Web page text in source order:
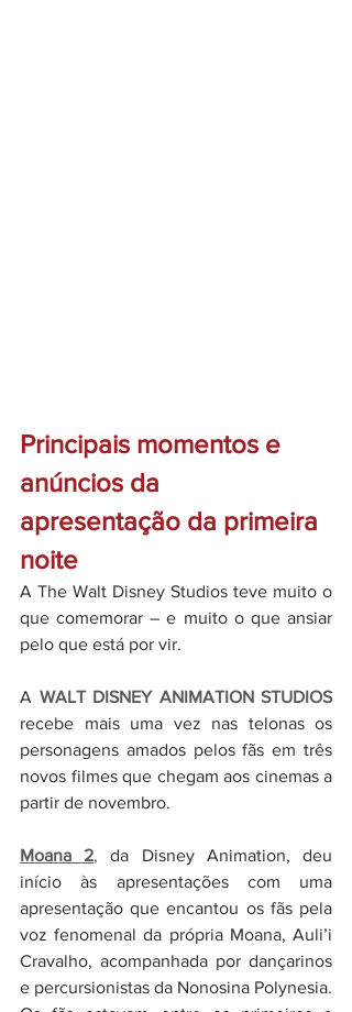
Principais momentos e
anúncios da
apresentação da primeira
noite
A The Walt Disney Studios teve muito o
que comemorar – e muito o que ansiar
pelo que está por vir.
A WALT DISNEY ANIMATION STUDIOS
recebe mais uma vez nas telonas os
personagens amados pelos fãs em três
novos filmes que chegam aos cinemas a
partir de novembro.
Moana 2, da Disney Animation, deu
início às apresentações com uma
apresentação que encantou os fãs pela
voz fenomenal da própria Moana, Auli’i
Cravalho, acompanhada por dançarinos
e percursionistas da Nonosina Polynesia.